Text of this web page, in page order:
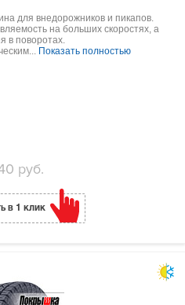
для внедорожников и пикапов.
на больших скоростях, а
в поворотах.
Показать полностью
руб.
в 1 клик